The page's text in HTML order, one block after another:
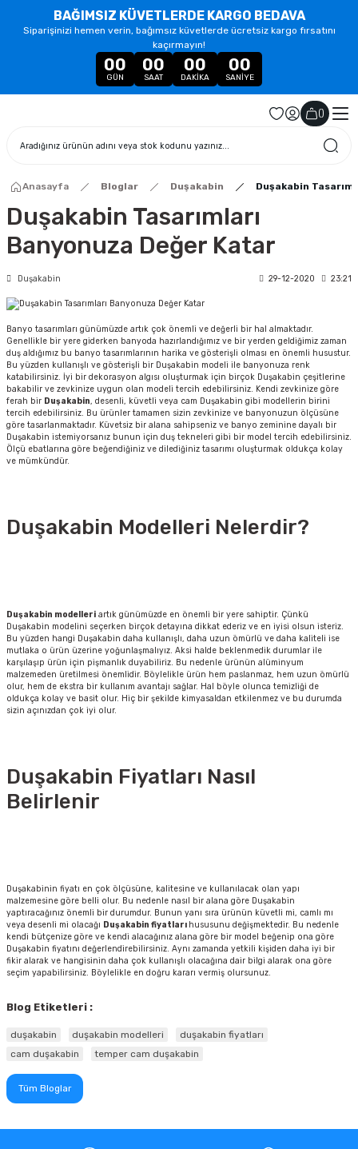
BAĞIMSIZ KÜVETLERDE KARGO BEDAVA
Siparişinizi hemen verin, bağımsız küvetlerde ücretsiz kargo fırsatını
kaçırmayın!
00
GÜN
00
SAAT
00
DAKIKA
00
SANIYE
()
Anasayfa Bloglar Duşakabin Duşakabin
Duşakabin Tasarımları
Banyonuza Değer Katar
Duşakabin 29-12-2020 23:21
Banyo tasarımları günümüzde artık çok önemli ve değerli bir hal almaktadır.
Genellikle bir yere giderken banyoda hazırlandığımız ve bir yerden geldiğimiz zaman
duş aldığımız bu banyo tasarımlarının harika ve gösterişli olması en önemli husustur.
Bu yüzden kullanışlı ve gösterişli bir Duşakabin modeli ile banyonuza renk
katabilirsiniz. İyi bir dekorasyon algısı oluşturmak için birçok Duşakabin çeşitlerine
bakabilir ve zevkinize uygun olan modeli tercih edebilirsiniz. Kendi zevkinize göre
ferah bir Duşakabin, desenli, küvetli veya cam Duşakabin gibi modellerin birini
tercih edebilirsiniz. Bu ürünler tamamen sizin zevkinize ve banyonuzun ölçüsüne
göre tasarlanmaktadır. Küvetsiz bir alana sahipseniz ve banyo zeminine dayalı bir
Duşakabin istemiyorsanız bunun için duş tekneleri gibi bir model tercih edebilirsiniz.
Ölçü ebatlarına göre beğendiğiniz ve dilediğiniz tasarımı oluşturmak oldukça kolay
ve mümkündür.
Duşakabin Modelleri Nelerdir?
Duşakabin modelleri artık günümüzde en önemli bir yere sahiptir. Çünkü
Duşakabin modelini seçerken birçok detayına dikkat ederiz ve en iyisi olsun isteriz.
Bu yüzden hangi Duşakabin daha kullanışlı, daha uzun ömürlü ve daha kaliteli ise
mutlaka o ürün üzerine yoğunlaşmalıyız. Aksi halde beklenmedik durumlar ile
karşılaşıp ürün için pişmanlık duyabiliriz. Bu nedenle ürünün alüminyum
malzemeden üretilmesi önemlidir. Böylelikle ürün hem paslanmaz, hem uzun ömürlü
olur, hem de ekstra bir kullanım avantajı sağlar. Hal böyle olunca temizliği de
oldukça kolay ve basit olur. Hiç bir şekilde kimyasaldan etkilenmez ve bu durumda
sizin açınızdan çok iyi olur.
Duşakabin Fiyatları Nasıl
Belirlenir
Duşakabinin fiyatı en çok ölçüsüne, kalitesine ve kullanılacak olan yapı
malzemesine göre belli olur. Bu nedenle nasıl bir alana göre Duşakabin
yaptıracağınız önemli bir durumdur. Bunun yanı sıra ürünün küvetli mi, camlı mı
veya desenli mi olacağı Duşakabin fiyatları hususunu değişmektedir. Bu nedenle
kendi bütçenize göre ve kendi alacağınız alana göre bir model beğenip ona göre
Duşakabin fiyatını değerlendirebilirsiniz. Aynı zamanda yetkili kişiden daha iyi bir
fikir alarak ve hangisinin daha çok kullanışlı olacağına dair bilgi alarak ona göre
seçim yapabilirsiniz. Böylelikle en doğru kararı vermiş olursunuz.
Blog Etiketleri :
duşakabin duşakabin modelleri
duşakabin fiyatları
cam duşakabin
temper cam duşakabin
Tüm Bloglar